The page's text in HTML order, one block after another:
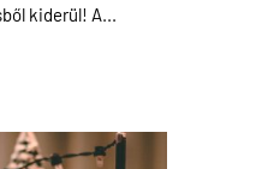
kiderül! A...